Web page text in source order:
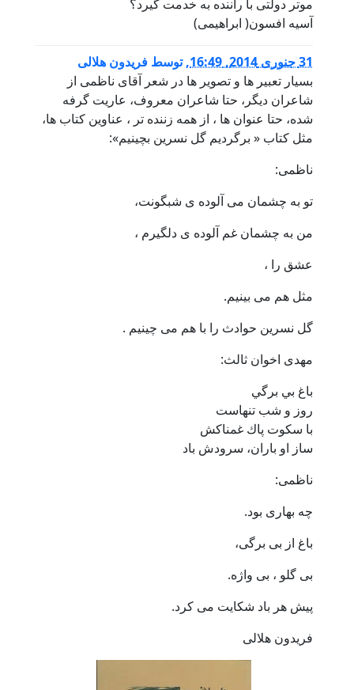
موتر دولتی با راننده به خدمت گیرد؟
آسیه افسون( ابراهیمی)
31 جنوری 2014, 16:49 ,توسط فریدون هلالی
بسیار تعبیر ها و تصویر ها در شعر آقای ناظمی از
شاعران دیگر، حتا شاعران معروف، عاریت گرفه
شده، حتا عنوان ها ، از همه زننده تر ، عناوین کتاب ها،
مثل کتاب « برگردیم گل نسرین بچینیم»:
ناظمی:
تو به چشمان می آلوده ی شبگونت،
من به چشمان غم آلوده ی دلگیرم ،
عشق را ،
مثل هم می بینیم.
گل نسرین حوادث را با هم می چینیم .
مهدی اخوان ثالث:
باغ بي برگي
روز و شب تنهاست
با سكوت پاك غمناكش
ساز او باران، سرودش باد
ناظمی:
چه بهاری بود.
باغ از بی برگی،
بی گلو ، بی واژه.
پیش هر باد شکایت می کرد.
فریدون هلالی